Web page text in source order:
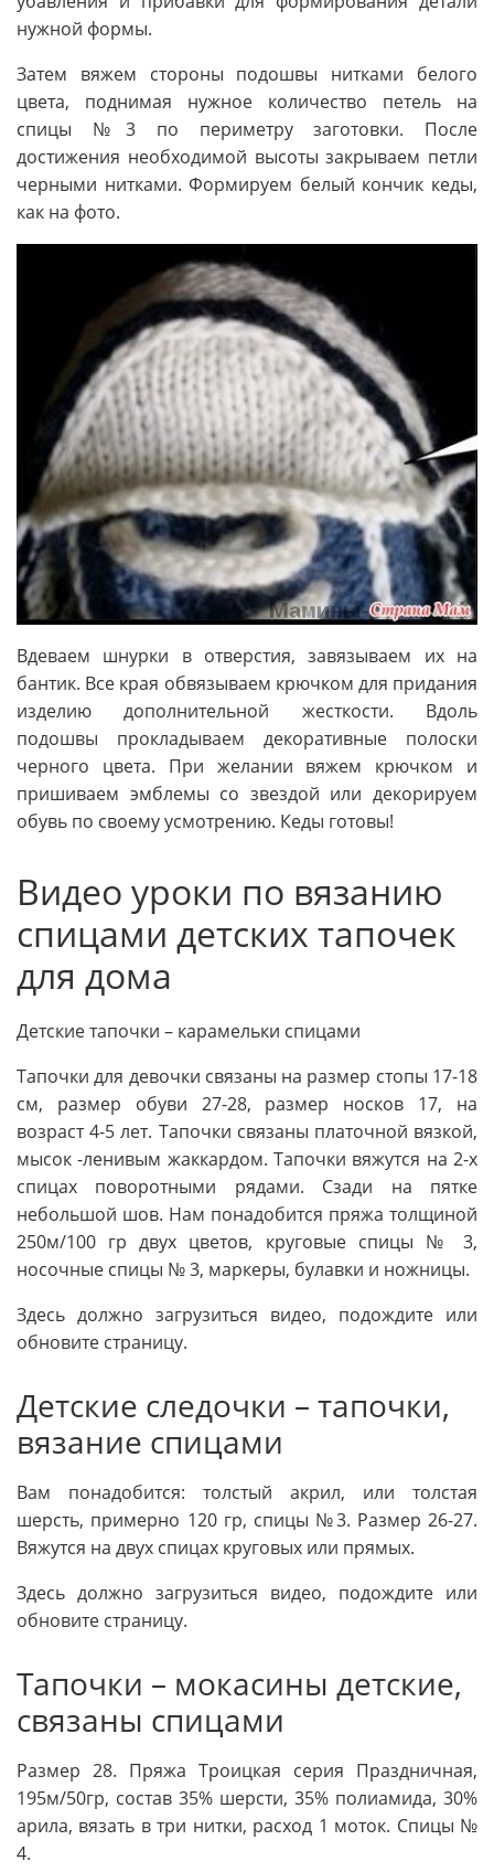
нужной формы.
Затем вяжем стороны подошвы нитками белого
цвета, поднимая нужное количество петель на
спицы №3 по периметру заготовки. После
достижения необходимой высоты закрываем петли
черными нитками. Формируем белый кончик кеды,
как на фото.
Вдеваем шнурки в отверстия, завязываем их на
бантик. Все края обвязываем крючком для придания
изделию дополнительной жесткости. Вдоль
подошвы прокладываем декоративные полоски
черного цвета. При желании вяжем крючком и
пришиваем эмблемы со звездой или декорируем
обувь по своему усмотрению. Кеды готовы!
Видео уроки по вязанию
спицами детских тапочек
для дома
Детские тапочки – карамельки спицами
Тапочки для девочки связаны на размер стопы 17-18
см, размер обуви 27-28, размер носков 17, на
возраст 4-5 лет. Тапочки связаны платочной вязкой,
мысок -ленивым жаккардом. Тапочки вяжутся на 2-х
спицах поворотными рядами. Сзади на пятке
небольшой шов. Нам понадобится пряжа толщиной
250м/100 гр двух цветов, круговые спицы № 3,
носочные спицы № 3, маркеры, булавки и ножницы.
Здесь должно загрузиться видео, подождите или
обновите страницу.
Детские следочки – тапочки,
вязание спицами
Вам понадобится: толстый акрил, или толстая
шерсть, примерно 120 гр, спицы №3. Размер 26-27.
Вяжутся на двух спицах круговых или прямых.
Здесь должно загрузиться видео, подождите или
обновите страницу.
Тапочки – мокасины детские,
связаны спицами
Размер 28. Пряжа Троицкая серия Праздничная,
195м/50гр, состав 35% шерсти, 35% полиамида, 30%
арила, вязать в три нитки, расход 1 моток. Спицы №
4.